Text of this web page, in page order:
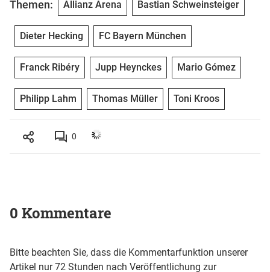
Themen: Allianz Arena Bastian Schweinsteiger
Dieter Hecking FC Bayern München
Franck Ribéry Jupp Heynckes Mario Gómez
Philipp Lahm Thomas Müller Toni Kroos
0
0 Kommentare
Bitte beachten Sie, dass die Kommentarfunktion unserer
Artikel nur 72 Stunden nach Veröffentlichung zur